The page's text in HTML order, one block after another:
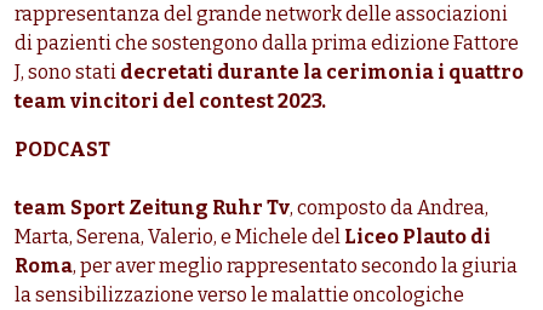
rappresentanza del grande network delle associazioni
di pazienti che sostengono dalla prima edizione Fattore
J, sono stati decretati durante la cerimonia i quattro
team vincitori del contest 2023.
PODCAST
team Sport Zeitung Ruhr Tv, composto da Andrea,
Marta, Serena, Valerio, e Michele del Liceo Plauto di
Roma, per aver meglio rappresentato secondo la giuria
la sensibilizzazione verso le malattie oncologiche